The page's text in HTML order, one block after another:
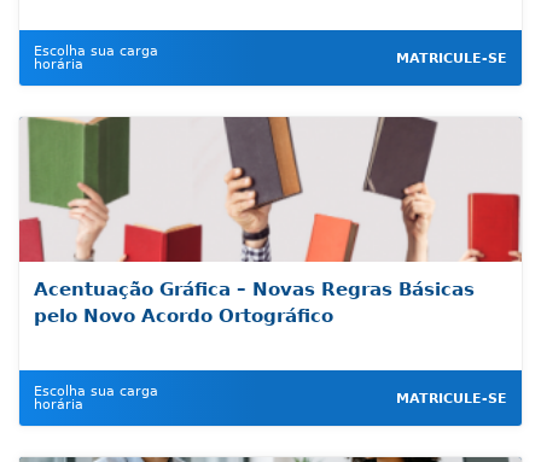
Escolha sua carga
horária
MATRICULE-SE
Acentuação Gráfica – Novas Regras Básicas
pelo Novo Acordo Ortográfico
Escolha sua carga
horária
MATRICULE-SE